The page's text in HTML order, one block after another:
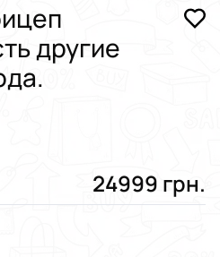
другие
24999 грн.